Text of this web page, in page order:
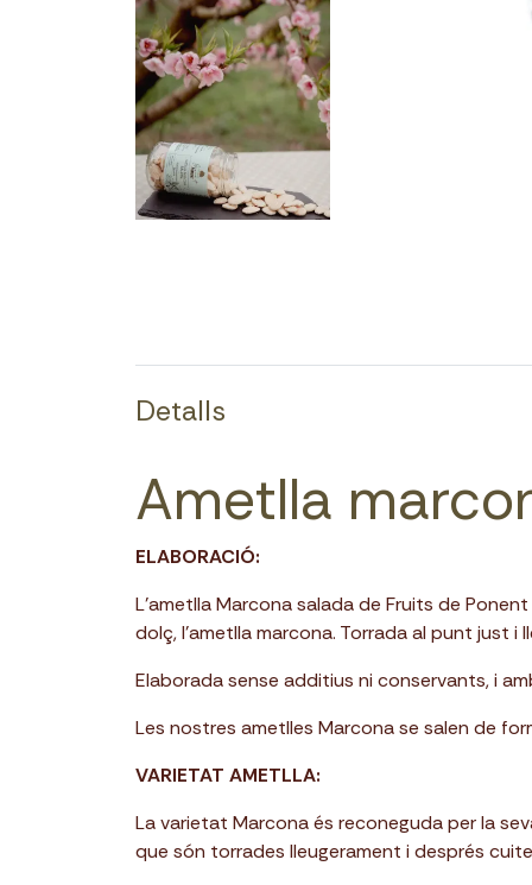
Detalls
Ametlla
ELABORACIÓ:
L’ametlla Marcona salada de Fruits de
dolç, l'ametlla marcona. Torrada al punt just
Elaborada sense additius ni conservants, i
Les nostres ametlles Marcona se salen de
VARIETAT AMETLLA:
La varietat Marcona és reconeguda per la
que són torrades lleugerament i després